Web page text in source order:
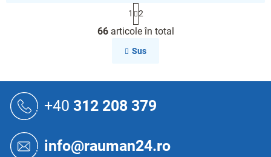
C
o
n
o
u
i
s
P
a
g
i
n
e
1 2
66articole în total
Sus
+40 312 208 379
info@rauman24.ro